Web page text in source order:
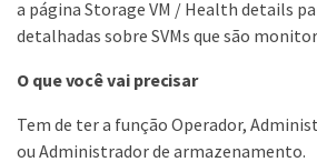
a página Storage VM / Health details
detalhadas sobre SVMs que são
O que você vai precisar
Tem de ter a função Operador,
ou Administrador de armazenamento.